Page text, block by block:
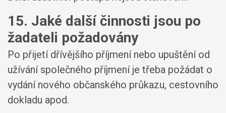
15. Jaké další činnosti jsou po
žadateli požadovány
Po přijetí dřívějšího příjmení nebo upuštění od
užívání společného příjmení je třeba požádat o
vydání nového občanského průkazu, cestovního
dokladu apod.